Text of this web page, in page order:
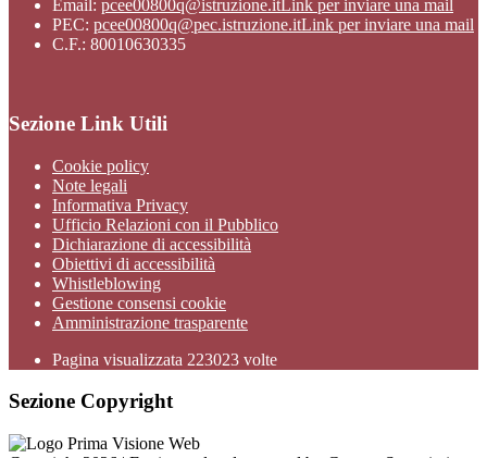
Email: pcee00800q@istruzione.itLink per inviare una mail
PEC: pcee00800q@pec.istruzione.itLink per inviare una mail
C.F.: 80010630335
Sezione Link Utili
Cookie policy
Note legali
Informativa Privacy
Ufficio Relazioni con il Pubblico
Dichiarazione di accessibilità
Obiettivi di accessibilità
Whistleblowing
Gestione consensi cookie
Amministrazione trasparente
Pagina visualizzata 223023 volte
Sezione Copyright